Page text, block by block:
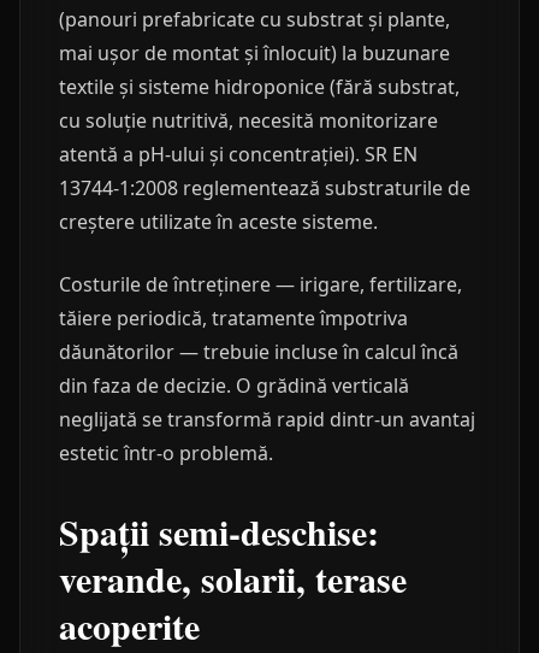
(panouri prefabricate cu substrat și plante,
mai ușor de montat și înlocuit) la buzunare
textile și sisteme hidroponice (fără substrat,
cu soluție nutritivă, necesită monitorizare
atentă a pH-ului și concentrației). SR EN
13744-1:2008 reglementează substraturile de
creștere utilizate în aceste sisteme.
Costurile de întreținere — irigare, fertilizare,
tăiere periodică, tratamente împotriva
dăunătorilor — trebuie incluse în calcul încă
din faza de decizie. O grădină verticală
neglijată se transformă rapid dintr-un avantaj
estetic într-o problemă.
Spații semi-deschise:
verande, solarii, terase
acoperite